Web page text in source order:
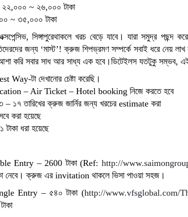
: ২২,০০০ ~ ২৬,০০০ টাকা
~ ৩৫,০০০ টাকা
সিঙ্গাপুরেথাকলে খরচ বেড়ে যাবে। যারা সমুদ্র পছন্দ
জন্য ‘মাস্ট’! ক্রুজ শিপভ্রমণ সম্পর্কে সবাই ধরে নেয়
আশা করি সবার সাধ আর সাধ্য এক হবে।ডিটেইলস যতটুকু সম্ভব, এই
Way-টা দেখানোর চেষ্টা করেছি।
– Air Ticket – Hotel booking নিজে করতে হবে
– ১৭ তারিখের ক্রুজ জার্নির জন্য খরচের estimate করা
করা হয়েছে
ধরা হয়েছে
Entry – 2600 টাকা (Ref: http://
নেবে। ক্রুজ এর invitation থাকলে ভিসা পাওয়া সহজ।
Entry – ৫৪০ টাকা (http://www.vfsglobal.com/